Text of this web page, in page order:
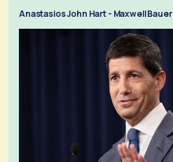
Anastasios John Hart - Maxwell Bauer